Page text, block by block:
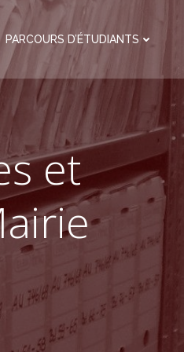
PARCOURS D’ÉTUDIANTS
et